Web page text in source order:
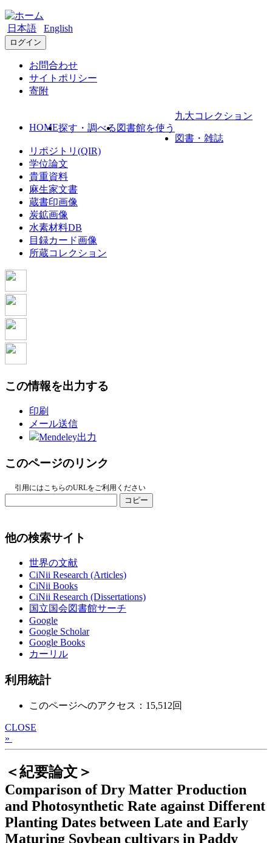
日本語 English
ログイン
お問合わせ
サイトポリシー
寄附
HOME探す・調べる 図書館を使う
九大コレクション
図書・雑誌
リポジトリ(QIR)
学位論文
貴重資料
麻生家文書
蔵書印画像
炭鉱画像
水素材料DB
目録カード画像
所蔵コレクション
この情報を出力する
印刷
メール送信
Mendeley出力
このページのリンク
引用にはこちらのURLをご利用ください
コピー
他の検索サイト
世界の文献
CiNii Research (Articles)
CiNii Books
CiNii Research (Dissertations)
国立国会図書館サーチ
Google
Google Scholar
Google Books
カーリル
利用統計
このページへのアクセス：15,512回
CLOSE
»
＜紀要論文＞
Comparison of Dry Matter Production
and Photosynthetic Rate against Different
Planting Dates between Late and Early
Maturing Soybean cultivars in Paddy